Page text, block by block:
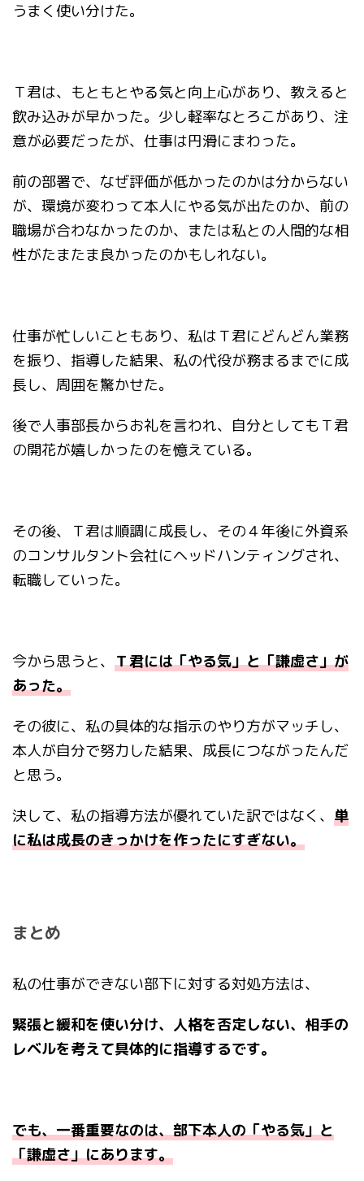
うまく使い分けた。
Ｔ君は、もともとやる気と向上心があり、教えると
飲み込みが早かった。少し軽率なとろこがあり、注
意が必要だったが、仕事は円滑にまわった。
前の部署で、なぜ評価が低かったのかは分からない
が、環境が変わって本人にやる気が出たのか、前の
職場が合わなかったのか、または私との人間的な相
性がたまたま良かったのかもしれない。
仕事が忙しいこともあり、私はＴ君にどんどん業務
を振り、指導した結果、私の代役が務まるまでに成
長し、周囲を驚かせた。
後で人事部長からお礼を言われ、自分としてもＴ君
の開花が嬉しかったのを憶えている。
その後、Ｔ君は順調に成長し、その４年後に外資系
のコンサルタント会社にヘッドハンティングされ、
転職していった。
今から思うと、 Ｔ君には「やる気」と「謙虚さ」が
あった。
その彼に、私の具体的な指示のやり方がマッチし、
本人が自分で努力した結果、成長につながったんだ
と思う。
決して、私の指導方法が優れていた訳ではなく、 単
に私は成長のきっかけを作ったにすぎない。
まとめ
私の仕事ができない部下に対する対処方法は、
緊張と緩和を使い分け、人格を否定しない、相手の
レベルを考えて具体的に指導するです。
でも、一番重要なのは、部下本人の「やる気」と
「謙虚さ」にあります。